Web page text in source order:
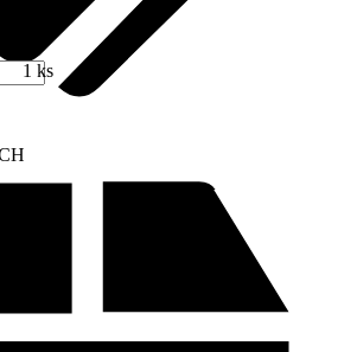
1 ks